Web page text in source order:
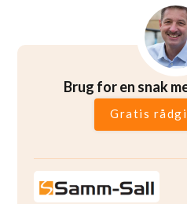
Brug for en snak
Gratis